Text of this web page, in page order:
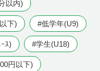
以内)
下) #低学年(U9)
ｽ) #学生(U18)
円以下)